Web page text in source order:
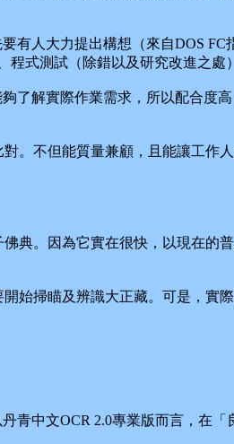
人大力提出構想（來自DOS FC
式測試（除錯以及研究改進之處
解實際作業需求，所以配合度
不但能質量兼顧，且能讓工作
。因為它實在很快，以現在的
掃瞄及辨識大正藏。可是，實際
文OCR 2.0專業版而言，在「